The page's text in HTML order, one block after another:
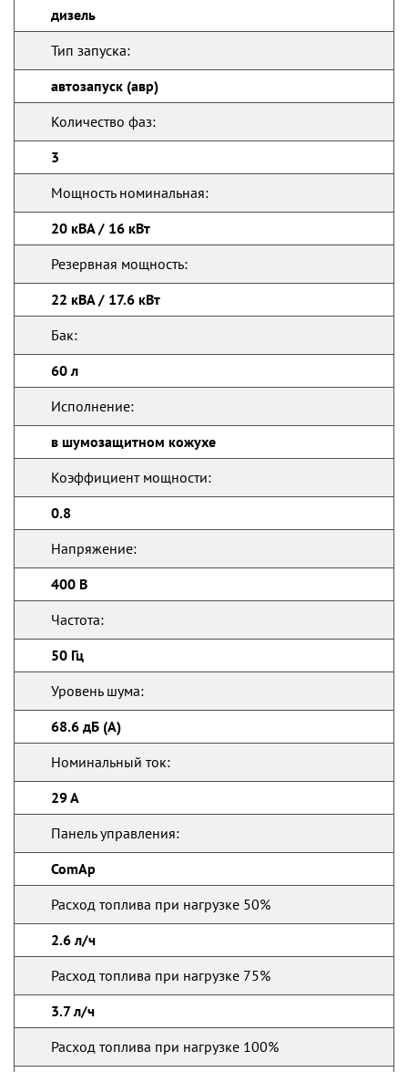
дизель
Тип запуска:
автозапуск (авр)
Количество фаз:
3
Мощность номинальная:
20 кВА / 16 кВт
Резервная мощность:
22 кВА / 17.6 кВт
Бак:
60 л
Исполнение:
в шумозащитном кожухе
Коэффициент мощности:
0.8
Напряжение:
400 В
Частота:
50 Гц
Уровень шума:
68.6 дБ (А)
Номинальный ток:
29 А
Панель управления:
ComAp
Расход топлива при нагрузке 50%
2.6 л/ч
Расход топлива при нагрузке 75%
3.7 л/ч
Расход топлива при нагрузке 100%